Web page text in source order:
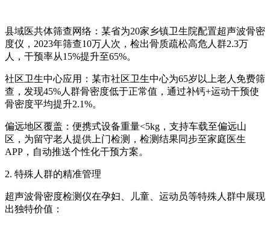
县域医共体筛查网络：某省为20家乡镇卫生院配置超声波骨密
度仪，2023年筛查10万人次，检出骨质疏松高危人群2.3万
人，干预率从15%提升至65%。
社区卫生中心应用：某市社区卫生中心为65岁以上老人免费筛
查，发现45%人群骨密度低于正常值，通过补钙+运动干预使
骨密度平均提升2.1%。
偏远地区覆盖：便携式设备重量<5kg，支持车载至偏远山
区，为留守老人提供上门检测，检测结果同步至家庭医生
APP，自动推送个性化干预方案。
2. 特殊人群的精准管理
超声波骨密度检测仪在孕妇、儿童、运动员等特殊人群中展现
出独特价值：